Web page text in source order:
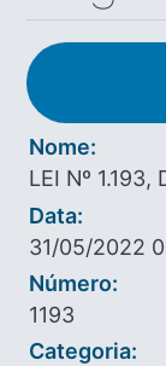
Nome:
LEI Nº 1.193,
Data:
31/05/2022
Número:
1193
Categoria: